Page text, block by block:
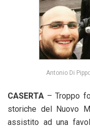
Antonio Di
CASERTA – Troppo
storiche del Nuovo
assistito ad una